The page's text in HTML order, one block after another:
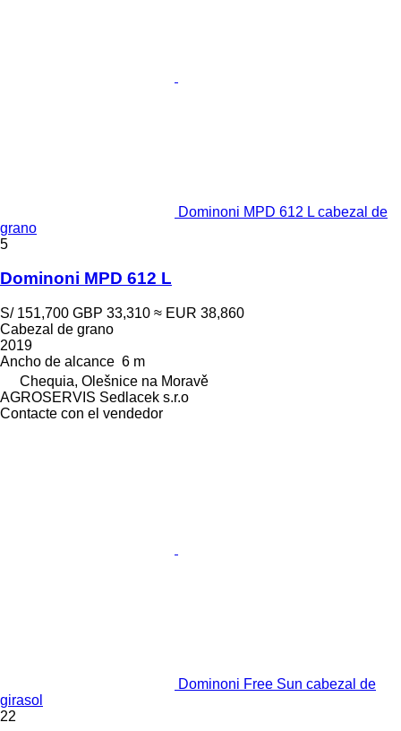
Dominoni MPD 612 L cabezal de
grano
5
Dominoni MPD 612 L
S/ 151,700 GBP 33,310 ≈ EUR 38,860
Cabezal de grano
2019
Ancho de alcance 6 m
Chequia, Olešnice na Moravě
AGROSERVIS Sedlacek s.r.o
Contacte con el vendedor
Dominoni Free Sun cabezal de
girasol
22